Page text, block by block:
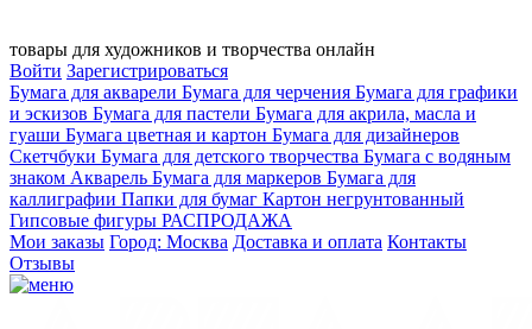
товары для художников и творчества онлайн
Войти Зарегистрироваться
Бумага для акварели Бумага для черчения Бумага для графики
и эскизов Бумага для пастели Бумага для акрила, масла и
гуаши Бумага цветная и картон Бумага для дизайнеров
Скетчбуки Бумага для детского творчества Бумага с водяным
знаком Акварель Бумага для маркеров Бумага для
каллиграфии Папки для бумаг Картон негрунтованный
Гипсовые фигуры РАСПРОДАЖА
Мои заказы Город: Москва Доставка и оплата Контакты
Отзывы